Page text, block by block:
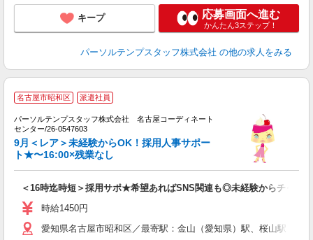
キープ 応募画面へ進む
かんたん3ステップ！
パーソルテンプスタッフ株式会社 の他の求人をみる
名古屋市昭和区 派遣社員
パーソルテンプスタッフ株式会社 名古屋コーディネート
センター/26-0547603
9月＜レア＞未経験からOK！採用人事サポー
ト★〜16:00×残業なし
＜16時迄時短＞採用サポ★希望あればSNS関連も◎未経験からチャレ
時給1450円
愛知県名古屋市昭和区／最寄駅：金山（愛知県）駅、桜山駅 ●